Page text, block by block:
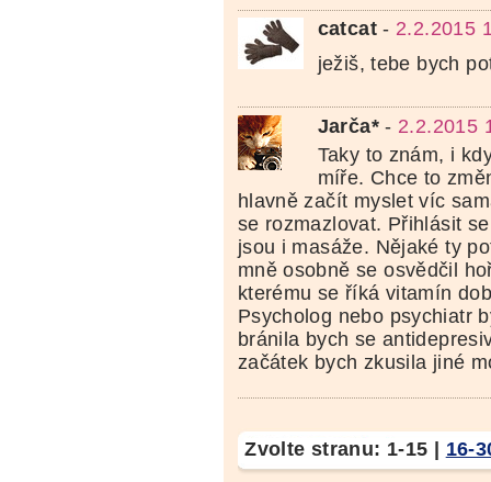
catcat- 2.2.2015
ježiš, tebe bych
Jarča*- 2.2.2015
Taky to znám, i
míře. Chce to
hlavně začít myslet víc
se rozmazlovat. Přihlásit
jsou i masáže. Nějaké ty
mně osobně se osvědčil
kterému se říká vitamín
Psycholog nebo psychiatr
bránila bych se
začátek bych zkusila jiné
Zvolte stranu: 1-15 16-